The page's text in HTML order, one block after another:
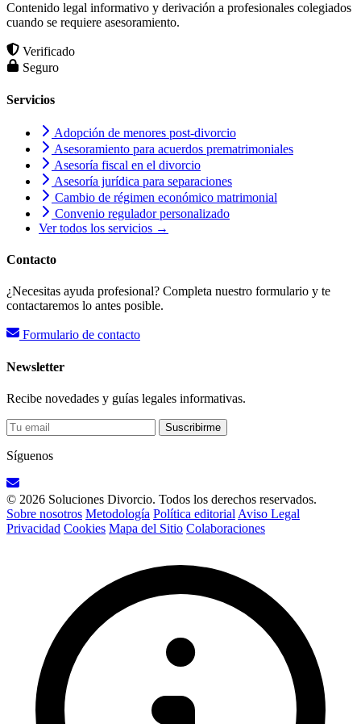
Contenido legal informativo y derivación a profesionales colegiados
cuando se requiere asesoramiento.
Verificado
Seguro
Servicios
Adopción de menores post-divorcio
Asesoramiento para acuerdos prematrimoniales
Asesoría fiscal en el divorcio
Asesoría jurídica para separaciones
Cambio de régimen económico matrimonial
Convenio regulador personalizado
Ver todos los servicios →
Contacto
¿Necesitas ayuda profesional? Completa nuestro formulario y te
contactaremos lo antes posible.
Formulario de contacto
Newsletter
Recibe novedades y guías legales informativas.
Suscribirme
Síguenos
© 2026 Soluciones Divorcio. Todos los derechos reservados.
Sobre nosotros Metodología Política editorial Aviso Legal
Privacidad Cookies Mapa del Sitio Colaboraciones